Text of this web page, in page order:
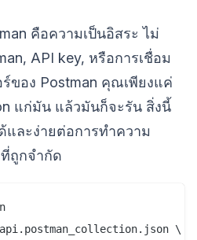
คือความเป็นอิสระ ไม่
API key, หรือการเชื่อม
ร์ของ Postman คุณเพียงแค่
แก่มัน แล้วมันก็จะรัน สิ่งนี้
และง่ายต่อการทำความ
ถูกจำกัด
api.postman_collection.json \